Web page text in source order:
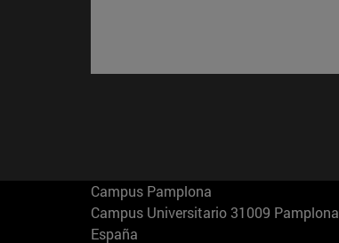
Campus Pamplona
Campus Universitario 31009 Pamplona
España